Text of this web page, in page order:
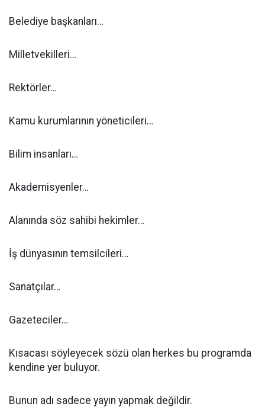
Belediye başkanları…
Milletvekilleri…
Rektörler…
Kamu kurumlarının yöneticileri…
Bilim insanları…
Akademisyenler…
Alanında söz sahibi hekimler…
İş dünyasının temsilcileri…
Sanatçılar…
Gazeteciler…
Kısacası söyleyecek sözü olan herkes bu programda
kendine yer buluyor.
Bunun adı sadece yayın yapmak değildir.